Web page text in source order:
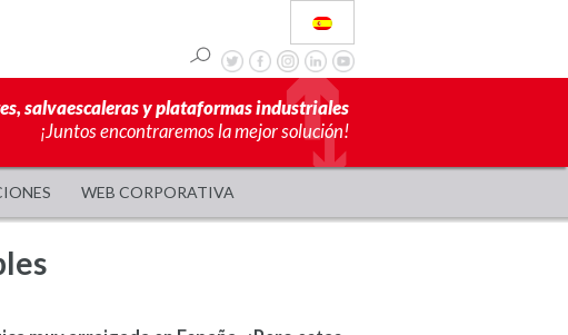
salvaescaleras y plataformas industriales
¡Juntos encontraremos la mejor solución!
WEB CORPORATIVA